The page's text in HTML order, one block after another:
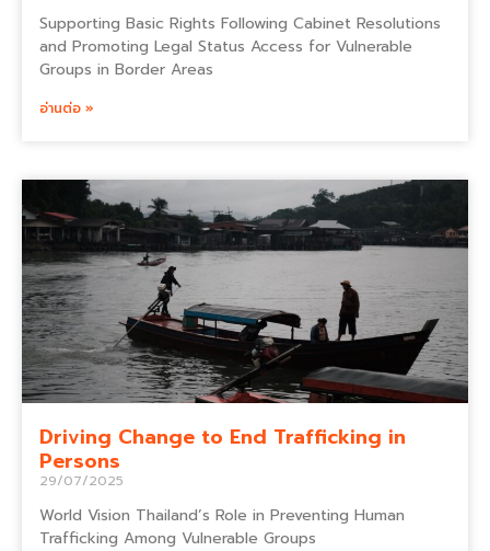
Supporting Basic Rights Following Cabinet Resolutions
and Promoting Legal Status Access for Vulnerable
Groups in Border Areas
อ่านต่อ »
Driving Change to End Trafficking in
Persons
29/07/2025
World Vision Thailand’s Role in Preventing Human
Trafficking Among Vulnerable Groups